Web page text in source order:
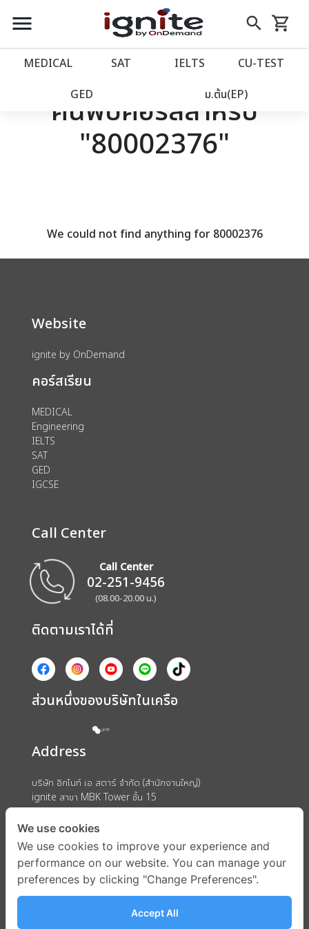
close
account_balance หน้าแรก
เว็บไซต์อิกไนท์
โปรโมชั่น
assignment ลงทะเบียน
menu search
Skip
to
shopping_cart
รถเข็น
MEDICAL SAT IELTS CU‑TEST
GED ม.ต้น(EP)
ค้นพบคอร์สสำหรับ
"80002376"
We could not find anything for 80002376
Website
ignite by OnDemand
คอร์สเรียน
MEDICAL
Engineering
IELTS
SAT
GED
IGCSE
Call Center
Call Center
02-251-9456
(08.00-20.00 น.)
ติดตามเราได้ที่
ส่วนหนึ่งของบริษัทในเครือ
Address
บริษัท อิกไนท์ เอ สตาร์ จำกัด (สำนักงานใหญ่)
ignite สาขา MBK Tower ชั้น 15
ถนนพญาไท แขวงวังใหม่ เขตปทุมวัน กรุงเทพมหานคร 10330
We use cookies
We use cookies to improve your experience and
performance on our website. You can manage your
preferences by clicking "Change Preferences".
Accept All